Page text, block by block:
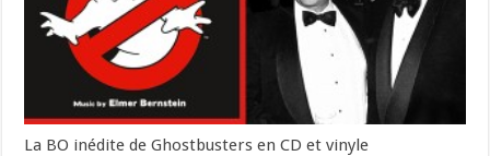
La BO inédite de Ghostbusters en CD et vinyle